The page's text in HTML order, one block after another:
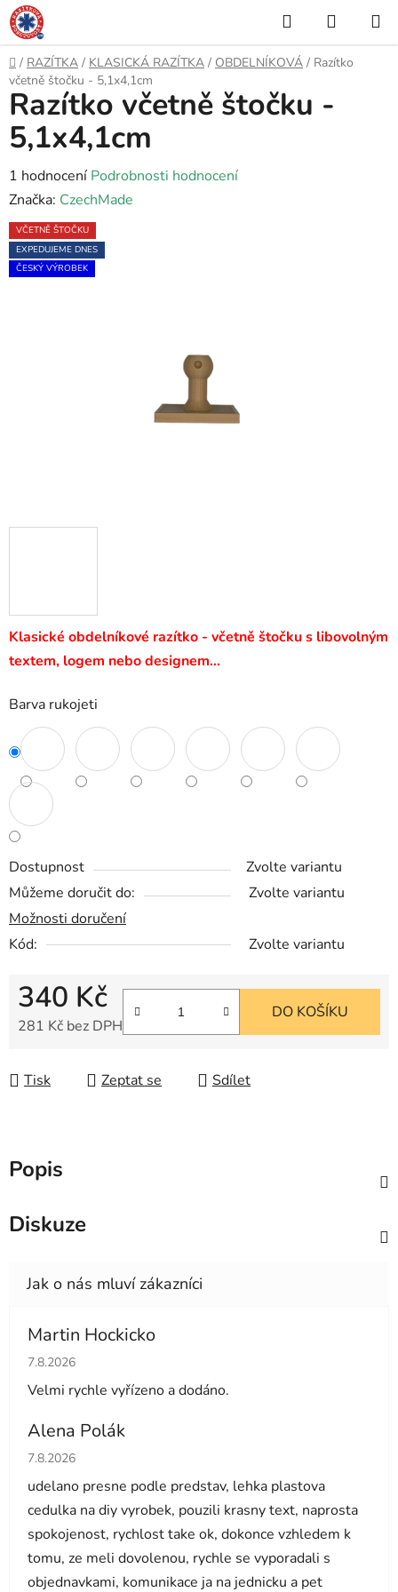
Přejít
na
obsah
Hledat
KOŠÍK
Domů
/ RAZÍTKA / KLASICKÁ RAZÍTKA / OBDELNÍKOVÁ / Razítko
včetně štočku - 5,1x4,1cm
Klasické obdelníkové razítko - včetně štočku s libovolným
textem, logem nebo designem…
Barva rukojeti
Dostupnost
Zvolte variantu
Můžeme doručit do:
Zvolte variantu
Možnosti doručení
Kód:
Zvolte variantu
340 Kč
281 Kč bez DPH
DO KOŠÍKU
Tisk Zeptat se Sdílet
Razítko včetně štočku -
5,1x4,1cm
Průměrné
hodnocení
produktu
je
5,0
1 hodnocení Podrobnosti hodnocení
Značka: CzechMade
VČETNĚ ŠTOČKU
EXPEDUJEME DNES
ČESKÝ VÝROBEK
Popis
Diskuze
Martin Hockicko
Hodnocení obchodu je 5 z 5 hvězdiček.
7.8.2026
Velmi rychle vyřízeno a dodáno.
Alena Polák
Hodnocení obchodu je 5 z 5 hvězdiček.
7.8.2026
udelano presne podle predstav, lehka plastova
cedulka na diy vyrobek, pouzili krasny text, naprosta
spokojenost, rychlost take ok, dokonce vzhledem k
tomu, ze meli dovolenou, rychle se vyporadali s
objednavkami, komunikace ja na jednicku a pet